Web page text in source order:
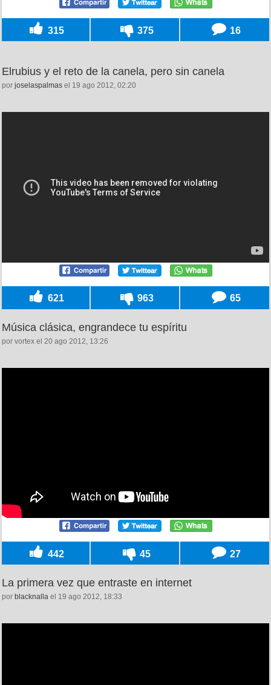
315 375 16
Elrubius y el reto de la canela, pero sin canela
por joselaspalmas el 19 ago 2012, 02:20
621 963 65
Música clásica, engrandece tu espíritu
por vortex el 20 ago 2012, 13:26
442 45 27
La primera vez que entraste en internet
por blacknalla el 19 ago 2012, 18:33